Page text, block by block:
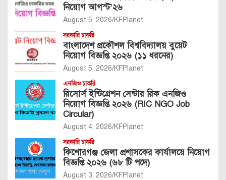
নিয়োগ আগস্ট’২৬
August 5, 2026 KFPlanet
সরকারি চাকরি
বাংলাদেশ প্রকৌশল বিশ্ববিদ্যালয় বুয়েট
নিয়োগ বিজ্ঞপ্তি ২০২৬ (১১ ধরনের)
August 5, 2026 KFPlanet
এনজিও চাকরি
রিসোর্স ইন্টিগ্রেশন সেন্টার রিক এনজিও
নিয়োগ বিজ্ঞপ্তি ২০২৬ (RIC NGO Job
Circular)
August 4, 2026 KFPlanet
সরকারি চাকরি
কিশোরগঞ্জ জেলা প্রশাসকের কার্যালয়ে নিয়োগ
বিজ্ঞপ্তি ২০২৬ (৬৮ টি পদে)
August 3, 2026 KFPlanet